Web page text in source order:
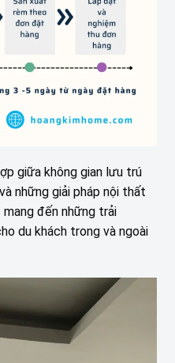
giữa không gian lưu trú
những giải pháp nội thất
đến những trải
du khách trong và ngoài